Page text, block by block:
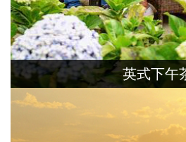
英式下午
的時光雕琢，你能否想像
時間彷彿回到了英